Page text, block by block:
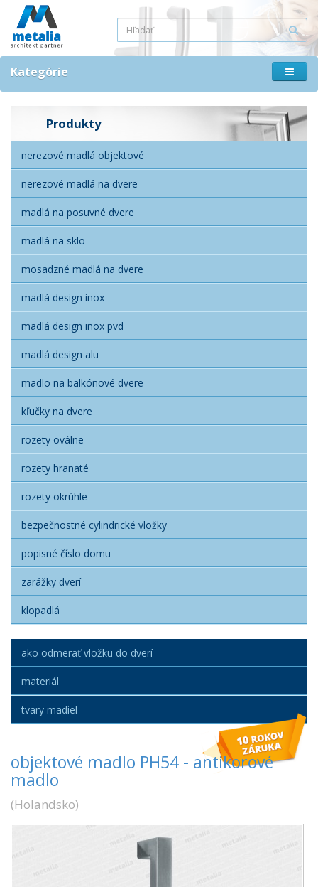
Kategórie
Produkty
nerezové madlá objektové
nerezové madlá na dvere
madlá na posuvné dvere
madlá na sklo
mosadzné madlá na dvere
madlá design inox
madlá design inox pvd
madlá design alu
madlo na balkónové dvere
kľučky na dvere
rozety oválne
rozety hranaté
rozety okrúhle
bezpečnostné cylindrické vložky
popisné číslo domu
zarážky dverí
klopadlá
ako odmerať vložku do dverí
materiál
tvary madiel
objektové madlo PH54 - antikorové
madlo
(Holandsko)